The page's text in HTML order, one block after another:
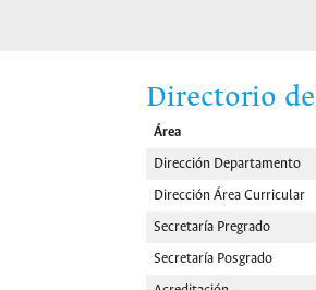
Directorio
Área
Dirección Departamento
Dirección Área Curricular
Secretaría Pregrado
Secretaría Posgrado